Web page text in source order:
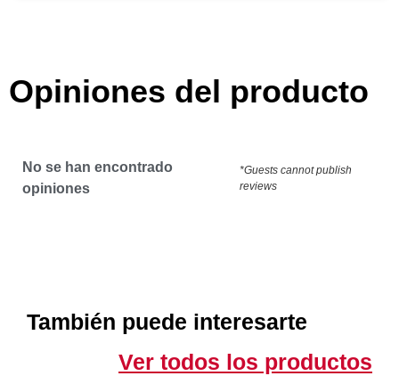
Opiniones del producto
No se han encontrado
opiniones
*Guests cannot publish
reviews
También puede interesarte
Ver todos los productos